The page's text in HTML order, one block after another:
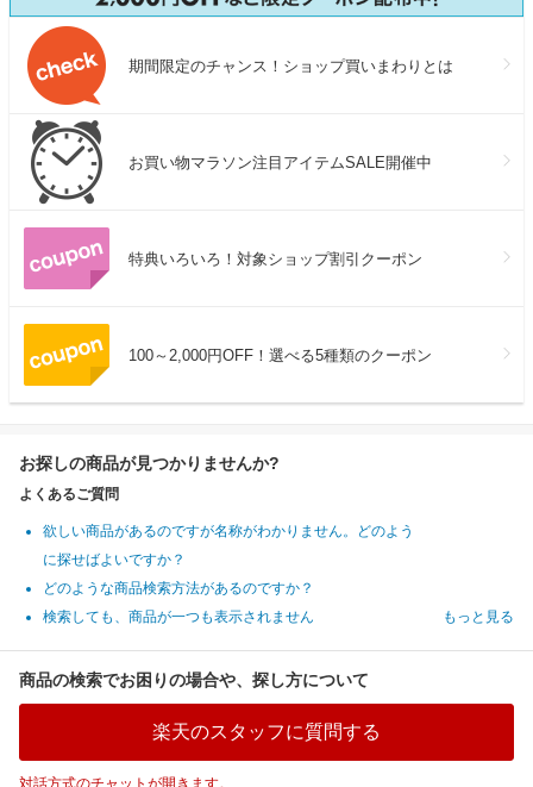
期間限定のチャンス！ショップ買いまわりとは
お買い物マラソン注目アイテムSALE開催中
特典いろいろ！対象ショップ割引クーポン
100～2,000円OFF！選べる5種類のクーポン
お探しの商品が見つかりませんか?
よくあるご質問
欲しい商品があるのですが名称がわかりません。どのよう
に探せばよいですか？
どのような商品検索方法があるのですか？
検索しても、商品が一つも表示されません
もっと見る
商品の検索でお困りの場合や、探し方について
楽天のスタッフに質問する